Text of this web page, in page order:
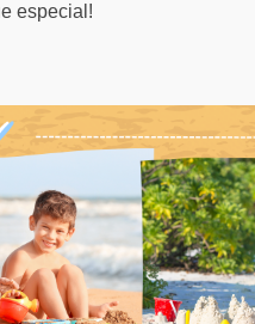
especial!